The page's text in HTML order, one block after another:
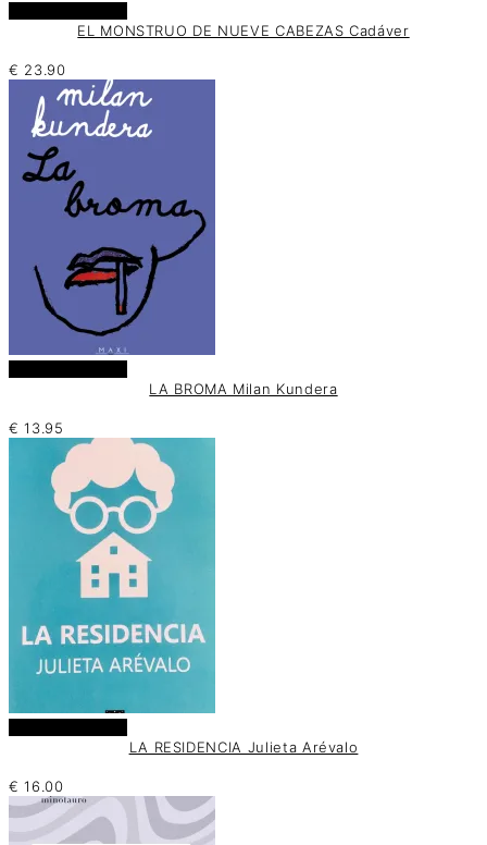
EL MONSTRUO DE NUEVE CABEZAS Cadáver
€ 23.90
LA BROMA Milan Kundera
€ 13.95
LA RESIDENCIA Julieta Arévalo
€ 16.00